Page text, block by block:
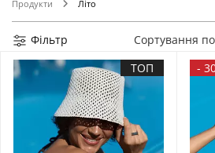
Продукти Літо
Фільтр
Сортування
ТОП
-